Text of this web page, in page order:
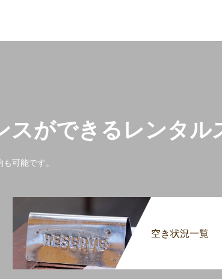
スができるレンタル
可能です。
空き状況一覧